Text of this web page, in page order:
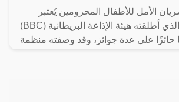
الأمل للأطفال المحرومين يُعتبر
برنامج "درس" الذي أطلقته هيئة الإذاعة البريطانية (BBC)
حائزًا على عدة جوائز، وقد وصفته منظمة